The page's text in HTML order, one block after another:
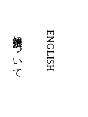
徳永製茶について ENGLISH